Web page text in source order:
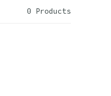
0 Products